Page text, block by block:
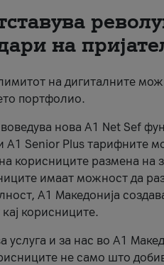
на
на дигиталните
портфолио.
нова A1 Net Sef
Senior Plus тарифните
корисниците размена на
имаат можност да
А1 Македонија
корисниците.
и за нас во А1
не само што